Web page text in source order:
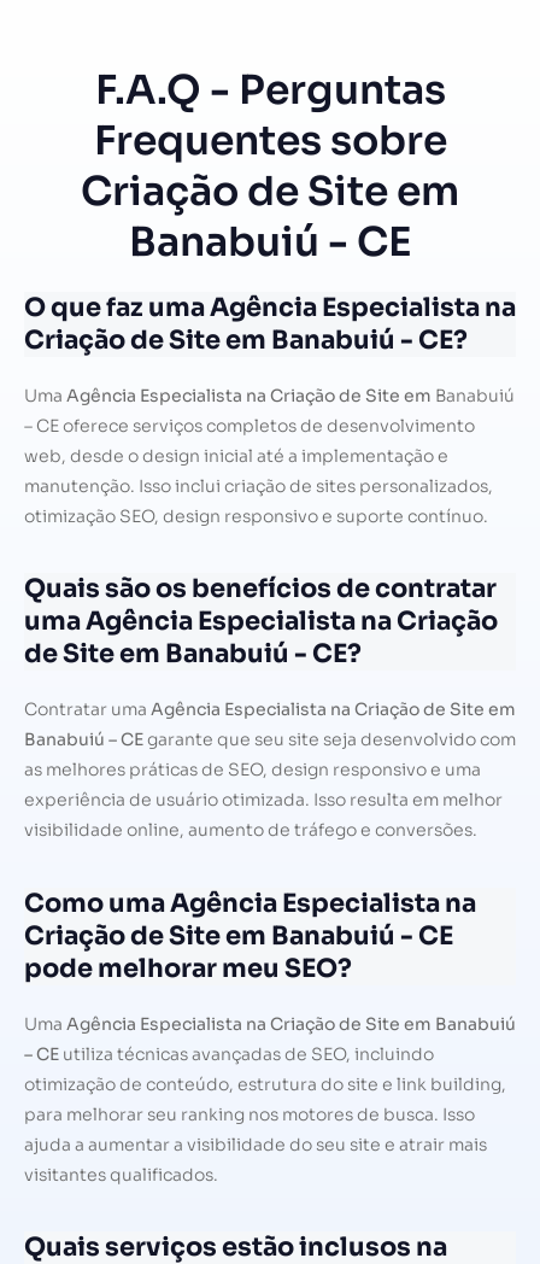
F.A.Q - Perguntas
Frequentes sobre
Criação de Site em
Banabuiú - CE
O que faz uma Agência Especialista na
Criação de Site em Banabuiú - CE?
Uma Agência Especialista na Criação de Site em Banabuiú
– CE oferece serviços completos de desenvolvimento
web, desde o design inicial até a implementação e
manutenção. Isso inclui criação de sites personalizados,
otimização SEO, design responsivo e suporte contínuo.
Quais são os benefícios de contratar
uma Agência Especialista na Criação
de Site em Banabuiú - CE?
Contratar uma Agência Especialista na Criação de Site em
Banabuiú – CEgarante que seu site seja desenvolvido com
as melhores práticas de SEO, design responsivo e uma
experiência de usuário otimizada. Isso resulta em melhor
visibilidade online, aumento de tráfego e conversões.
Como uma Agência Especialista na
Criação de Site em Banabuiú - CE
pode melhorar meu SEO?
Uma Agência Especialista na Criação de Site em Banabuiú
– CE utiliza técnicas avançadas de SEO, incluindo
otimização de conteúdo, estrutura do site e link building,
para melhorar seu ranking nos motores de busca. Isso
ajuda a aumentar a visibilidade do seu site e atrair mais
visitantes qualificados.
Quais serviços estão inclusos na